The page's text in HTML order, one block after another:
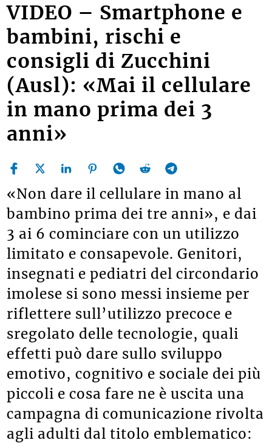
VIDEO – Smartphone e
bambini, rischi e
consigli di Zucchini
(Ausl): «Mai il cellulare
in mano prima dei 3
anni»
«Non dare il cellulare in mano al
bambino prima dei tre anni», e dai
3 ai 6 cominciare con un utilizzo
limitato e consapevole. Genitori,
insegnati e pediatri del circondario
imolese si sono messi insieme per
riflettere sull’utilizzo precoce e
sregolato delle tecnologie, quali
effetti può dare sullo sviluppo
emotivo, cognitivo e sociale deipiù
piccoli e cosa fare ne è uscita una
campagna di comunicazione rivolta
agli adulti dal titolo emblematico: